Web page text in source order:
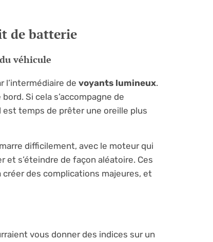
de batterie
véhicule
l’intermédiaire de voyants lumineux.
Si cela s’accompagne de
temps de prêter une oreille plus
difficilement, avec le moteur qui
s’éteindre de façon aléatoire. Ces
des complications majeures, et
vous donner des indices sur un